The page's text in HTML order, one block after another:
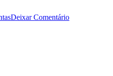
Deixar Comentário